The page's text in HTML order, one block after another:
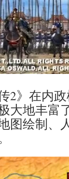
2》在内
大地丰富
图绘制、